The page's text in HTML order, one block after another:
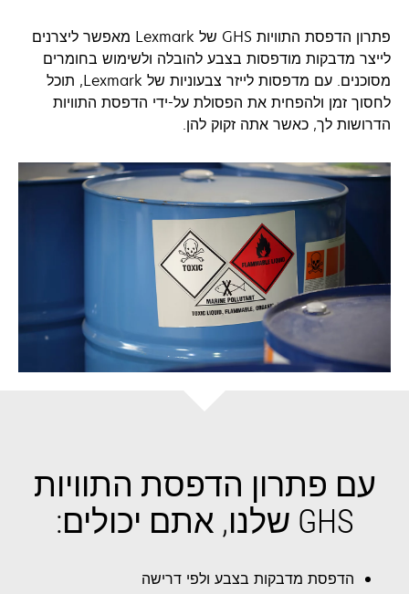
פתרון הדפסת התוויות GHS של Lexmark מאפשר ליצרנים
לייצר מדבקות מודפסות בצבע להובלה ולשימוש בחומרים
מסוכנים. עם מדפסות לייזר צבעוניות של Lexmark, תוכל
לחסוך זמן ולהפחית את הפסולת על-ידי הדפסת התוויות
הדרושות לך, כאשר אתה זקוק להן.
עם פתרון הדפסת התוויות
GHS שלנו, אתם יכולים:
הדפסת מדבקות בצבע ולפי דרישה